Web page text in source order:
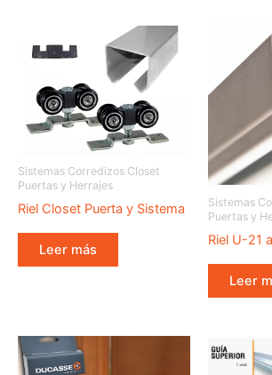
Sistemas Corredizos Closet
Puertas y Herrajes
Riel Closet Puerta y Sistema
Leer más
Sistemas
Puertas y
Riel U-21
Leer